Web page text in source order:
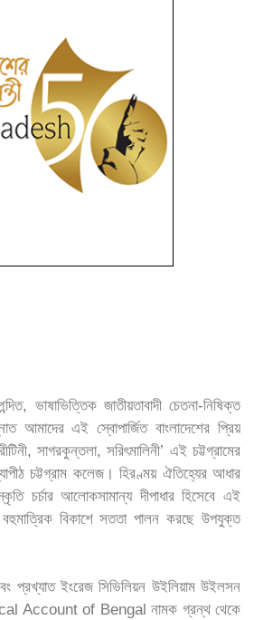
ভাষাভিত্তিক জাতীয়তাবাদী চেতনা-নিষিক্ত
আমাদের এই স্বোপার্জিত বাংলাদেশের প্রিয়
সাগরকুন্তলা, সরিৎমালিনী’ এই চট্টগ্রামের
চট্টগ্রাম কলেজ। হিরণ্ময় ঐতিহ্যের আধার
চর্চার আলোকসামান্য দীপাধার হিসেবে এই
বিকাশে সততা পালন করছে উপযুক্ত
প্রখ্যাত ইংরেজ সিভিলিয়ন উইলিয়াম উইলসন
Account of Bengal নামক গ্রন্থ থেকে